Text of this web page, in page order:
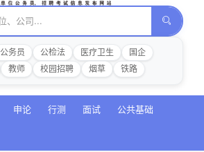
公务员 公检法 医疗卫生
国企
教师 校园招聘 烟草 铁路
申论 行测 面试 公共基础